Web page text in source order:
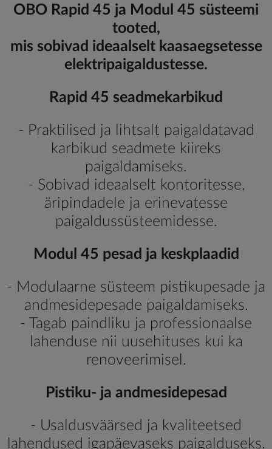
OBO Rapid 45 ja Modul 45 süsteemi
tooted,
mis sobivad ideaalselt kaasaegsetesse
elektripaigaldustesse.
Rapid 45 seadmekarbikud
- Praktilised ja lihtsalt paigaldatavad
karbikud seadmete kiireks
paigaldamiseks.
- Sobivad ideaalselt kontoritesse,
äripindadele ja erinevatesse
paigaldussüsteemidesse.
Modul 45 pesad ja keskplaadid
- Modulaarne süsteem pistikupesade ja
andmesidepesade paigaldamiseks.
- Tagab paindliku ja professionaalse
lahenduse nii uusehituses kui ka
renoveerimisel.
Pistiku- ja andmesidepesad
- Usaldusväärsed ja kvaliteetsed
lahendused igapäevaseks paigalduseks.